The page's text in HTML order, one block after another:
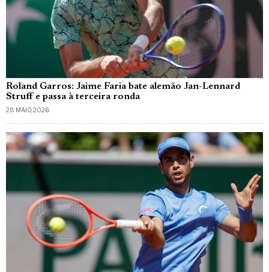
Roland Garros: Jaime Faria bate alemão Jan-Lennard
Struff e passa à terceira ronda
28 MAIO, 2026